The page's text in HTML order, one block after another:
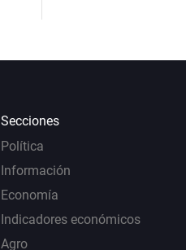
Secciones
Política
Información
Economía
Indicadores económicos
Agro